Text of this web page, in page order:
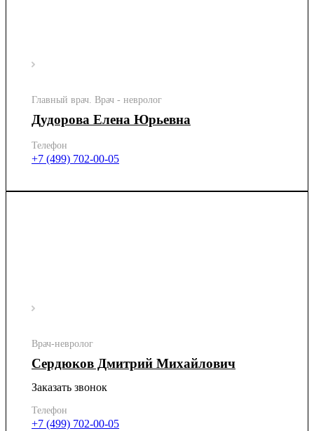
Главный врач. Врач - невролог
Дудорова Елена Юрьевна
Телефон
+7 (499) 702-00-05
Врач-невролог
Сердюков Дмитрий Михайлович
Заказать звонок
Телефон
+7 (499) 702-00-05